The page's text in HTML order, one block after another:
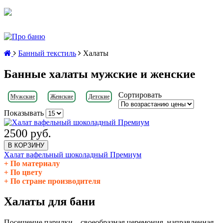
Банный текстиль Халаты
Банные халаты мужские и женские
Мужские Женские Детские Сортировать
Показывать
2500 руб.
В КОРЗИНУ
Халат вафельный шоколадный Премиум
По материалу
По цвету
По стране производителя
Халаты для бани